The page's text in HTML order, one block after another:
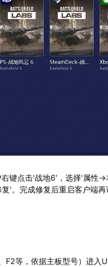
键点击'战地6'，选择'属性
'。完成修复后重启客户端再
等，依据主板型号）进入